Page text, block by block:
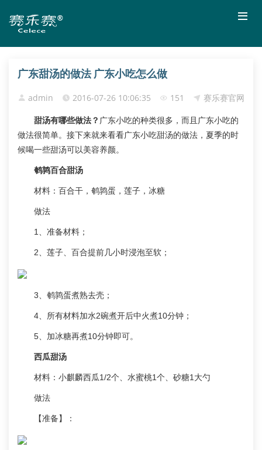
广东甜汤的做法 广东小吃怎么做
admin 2016-07-26 10:06:35 151 赛乐赛官网
甜汤有哪些做法？ 广东小吃的种类很多，而且广东小吃的
做法很简单。接下来就来看看广东小吃甜汤的做法，夏季的时
候喝一些甜汤可以美容养颜。
鹌鹑百合甜汤
材料：百合干，鹌鹑蛋，莲子，冰糖
做法
1、准备材料；
2、莲子、百合提前几小时浸泡至软；
3、鹌鹑蛋煮熟去壳；
4、所有材料加水2碗煮开后中火煮10分钟；
5、加冰糖再煮10分钟即可。
西瓜甜汤
材料：小麒麟西瓜1/2个、水蜜桃1个、砂糖1大勺
做法
【准备】：